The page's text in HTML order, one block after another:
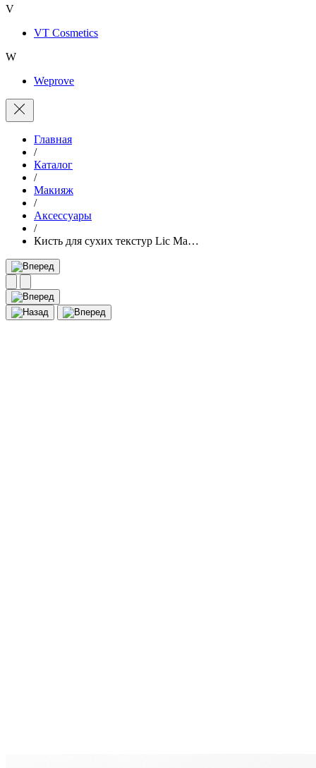
V
VT Cosmetics
W
Weprove
Главная
/
Каталог
/
Макияж
/
Аксессуары
/
Кисть для сухих текстур Lic Ma…